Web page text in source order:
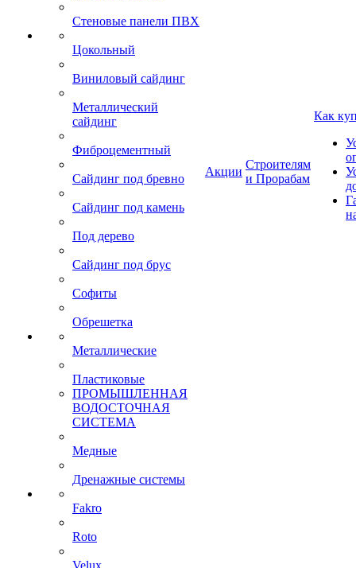
Стеновые панели ПВХ
Цокольный
Виниловый сайдинг
Металлический
сайдинг
Фиброцементный
Сайдинг под бревно
Сайдинг под камень
Под дерево
Сайдинг под брус
Софиты
Обрешетка
Металлические
Пластиковые
ПРОМЫШЛЕННАЯ
ВОДОСТОЧНАЯ
СИСТЕМА
Медные
Дренажные системы
Fakro
Roto
Velux
Акции
Строителям
и Прорабам
Как